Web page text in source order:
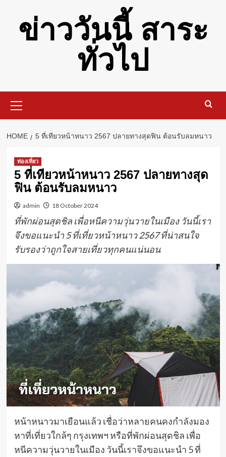
contentข่าววันนี้ สาระ
ทั่วไป
Menu
HOME 5 ที่เทียวหน้าหนาว 2567 ปลายทางสุดฟิน ต้อนรับลมหนาว
ท่องเที่ยว
5 ที่เทียวหน้าหนาว 2567 ปลายทางสุด
ฟิน ต้อนรับลมหนาว
admin 18 October 2024
ที่พักผ่อนสุดชิล เพื่อหนีความวุ่นวายในเมือง วันนี้เรา
จึงขอแนะนำ 5 ที่เที่ยวหน้าหนาว 2567 ที่น่าสนใจ
รับรองว่าถูกใจสายเที่ยวทุกคนแน่นอน
หน้าหนาวมาเยือนแล้ว เชื่อว่าหลายคนคงกำลังมอง
หาที่เที่ยวใกล้ๆ กรุงเทพฯ หรือที่พักผ่อนสุดชิล เพื่อ
หนีความวุ่นวายในเมือง วันนี้เราจึงขอแนะนำ 5 ที่